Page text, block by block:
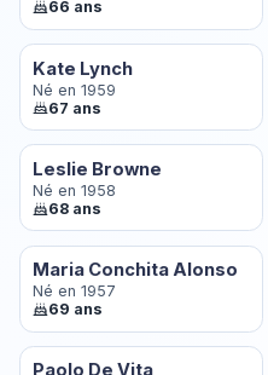
66 ans
Kate Lynch
Né en 1959
67 ans
Leslie Browne
Né en 1958
68 ans
Maria Conchita Alonso
Né en 1957
69 ans